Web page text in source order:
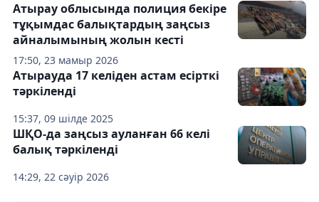
17:50, 23 мамыр 2026
Атырау облысында полиция бекіре
тұқымдас балықтардың заңсыз
айналымының жолын кесті
15:37, 09 шілде 2025
Атырауда 17 келіден астам есірткі
тәркіленді
14:29, 22 сәуір 2026
ШҚО-да заңсыз ауланған 66 келі
балық тәркіленді